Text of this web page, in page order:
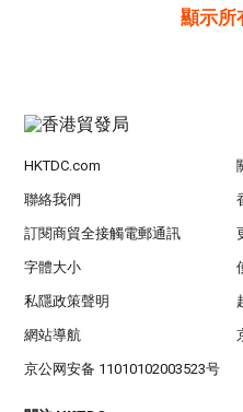
顯示所
HKTDC.com
聯絡我們
訂閱商貿全接觸電郵通訊
字體大小
私隱政策聲明
網站導航
京公网安备 11010102003523号